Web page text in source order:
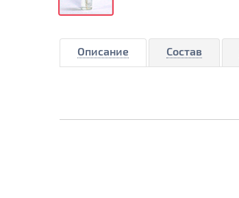
Описание Состав